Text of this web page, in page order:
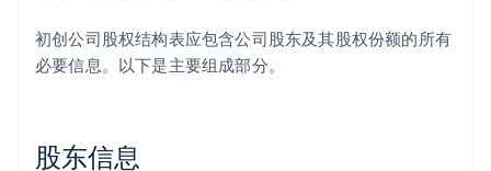
初创公司股权结构表应包含公司股东及其股权份额的所有
必要信息。以下是主要组成部分。
股东信息